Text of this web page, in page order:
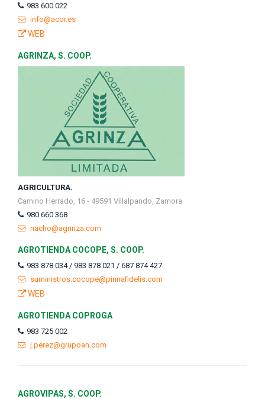
983 600 022
info@acor.es
WEB
AGRINZA, S. COOP.
AGRICULTURA.
Camino Herrado, 16 - 49591 Villalpando, Zamora
980 660 368
nacho@agrinza.com
AGROTIENDA COCOPE, S. COOP.
983 878 034 / 983 878 021 / 687 874 427
suministros.cocope@pinnafidelis.com
WEB
AGROTIENDA COPROGA
983 725 002
j.perez@grupoan.com
AGROVIPAS, S. COOP.